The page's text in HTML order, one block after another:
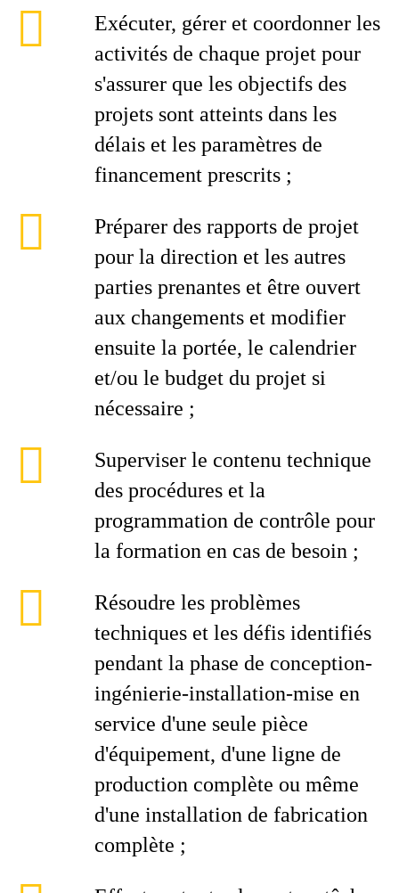
Exécuter, gérer et coordonner les
activités de chaque projet pour
s'assurer que les objectifs des
projets sont atteints dans les
délais et les paramètres de
financement prescrits ;
Préparer des rapports de projet
pour la direction et les autres
parties prenantes et être ouvert
aux changements et modifier
ensuite la portée, le calendrier
et/ou le budget du projet si
nécessaire ;
Superviser le contenu technique
des procédures et la
programmation de contrôle pour
la formation en cas de besoin ;
Résoudre les problèmes
techniques et les défis identifiés
pendant la phase de conception-
ingénierie-installation-mise en
service d'une seule pièce
d'équipement, d'une ligne de
production complète ou même
d'une installation de fabrication
complète ;